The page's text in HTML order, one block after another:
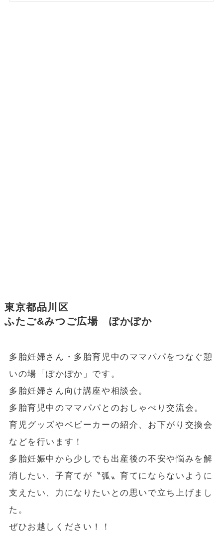
東京都品川区
ふたご&みつご広場 ぽかぽか
多胎妊婦さん・多胎育児中のママパパをつなぐ憩
いの場「ぽかぽか」です。
多胎妊婦さん向け講座や相談会。
多胎育児中のママパパとのおしゃべり交流会。
育児グッズやベビーカーの紹介、お下がり交換会
などを行います！
多胎妊娠中から少しでも出産後の不安や悩みを解
消したい、子育てが〝弧〟育てにならないように
支えたい、力になりたいとの思いで立ち上げまし
た。
ぜひお越しください！！